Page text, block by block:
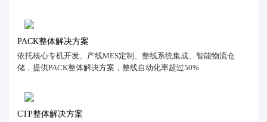
PACK整体解决方案
依托核心专机开发、产线MES定制、整线系统集成、智能物流仓
储，提供PACK整体解决方案，整线自动化率超过50%
CTP整体解决方案